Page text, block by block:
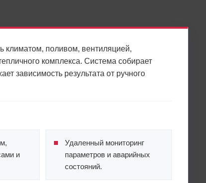
климатом, поливом, вентиляцией,
комплекса. Система собирает
зависимость результата от ручного
и
Удаленный мониторинг
параметров и аварийных
состояний.